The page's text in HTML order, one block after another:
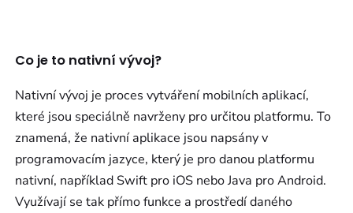
Co je to nativní vývoj?
Nativní vývoj je proces vytváření mobilních aplikací,
které jsou speciálně navrženy pro určitou platformu. To
znamená, že nativní aplikace jsou napsány v
programovacím jazyce, který je pro danou platformu
nativní, například Swift pro iOS nebo Java pro Android.
Využívají se tak přímo funkce a prostředí daného